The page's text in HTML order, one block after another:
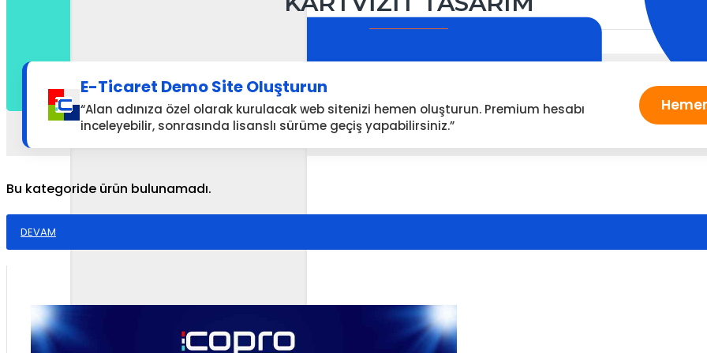
E-Ticaret Demo Site Oluşturun
“Alan adınıza özel olarak kurulacak web sitenizi hemen oluşturun. Premium hesabı
inceleyebilir, sonrasında lisanslı sürüme geçiş yapabilirsiniz.”
Bu kategoride ürün bulunamadı.
DEVAM